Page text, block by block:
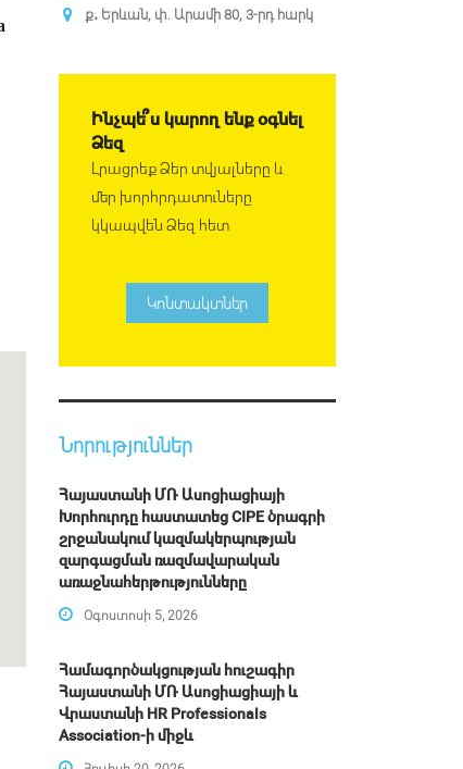
ք․ Երևան, փ. Արամի 80, 3-րդ հարկ
Ինչպե՞ս կարող ենք օգնել
Ձեզ
Լրացրեք Ձեր տվյալները և
մեր խորհրդատուները
կկապվեն Ձեզ հետ
Կոնտակտներ
Նորություններ
Հայաստանի ՄՌ Ասոցիացիայի
Խորհուրդը հաստատեց CIPE ծրագրի
շրջանակում կազմակերպության
զարգացման ռազմավարական
առաջնահերթությունները
Օգոստոսի 5, 2026
Համագործակցության հուշագիր
Հայաստանի ՄՌ Ասոցիացիայի և
Վրաստանի HR Professionals
Association-ի միջև